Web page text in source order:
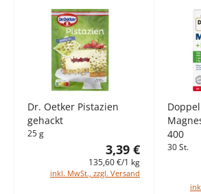
Dr. Oetker Pistazien
gehackt
25 g
3,39 €
135,60 €/1 kg
inkl. MwSt., zzgl. Versand
400
30 St.